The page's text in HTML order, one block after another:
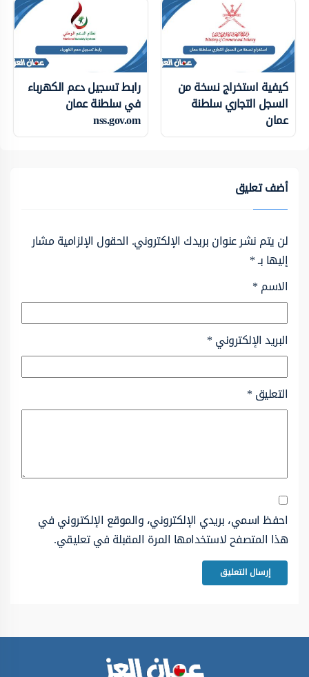
كيفية استخراج نسخة من
السجل التجاري سلطنة
عمان
رابط تسجيل دعم الكهرباء
في سلطنة عمان
nss.gov.om
أضف تعليق
لن يتم نشر عنوان بريدك الإلكتروني. الحقول الإلزامية مشار
إليها بـ*
الاسم*
البريد الإلكتروني*
التعليق*
احفظ اسمي، بريدي الإلكتروني، والموقع الإلكتروني في
هذا المتصفح لاستخدامها المرة المقبلة في تعليقي.